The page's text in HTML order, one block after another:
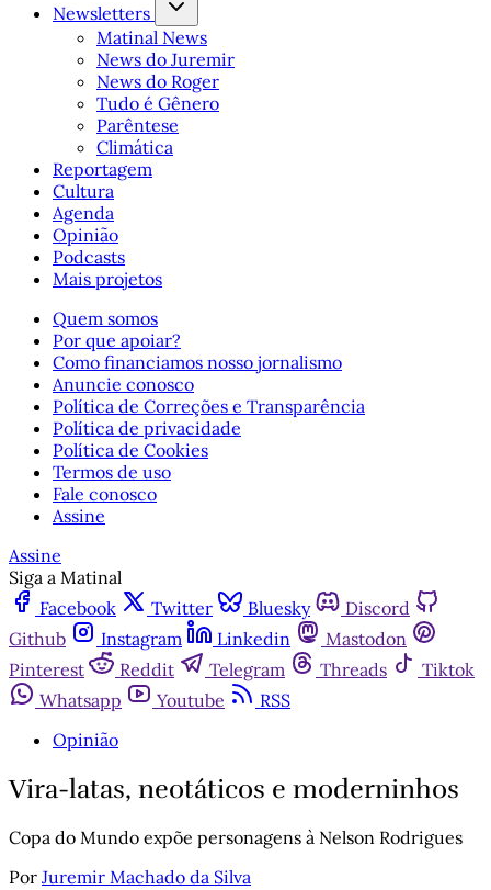
Newsletters
Matinal News
News do Juremir
News do Roger
Tudo é Gênero
Parêntese
Climática
Reportagem
Cultura
Agenda
Opinião
Podcasts
Mais projetos
Quem somos
Por que apoiar?
Como financiamos nosso jornalismo
Anuncie conosco
Política de Correções e Transparência
Política de privacidade
Política de Cookies
Termos de uso
Fale conosco
Assine
Assine
Siga a Matinal
Facebook
Twitter Bluesky
Discord
Github
Instagram Linkedin
Mastodon
Pinterest
Reddit Telegram Threads
Tiktok
Whatsapp
Youtube
RSS
Opinião
Vira-latas, neotáticos e moderninhos
Copa do Mundo expõe personagens à Nelson Rodrigues
Por Juremir Machado da Silva